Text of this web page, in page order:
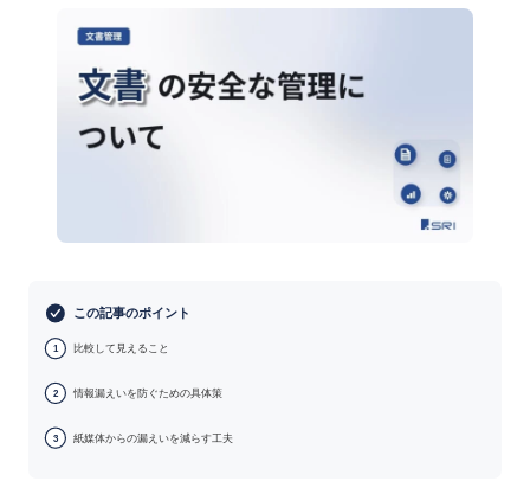
この記事のポイント
1 比較して見えること
2 情報漏えいを防ぐための具体策
3 紙媒体からの漏えいを減らす工夫